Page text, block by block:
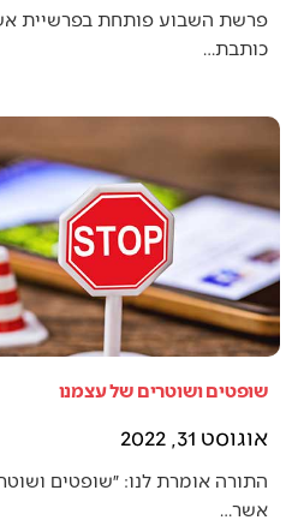
פרשת השבוע פותחת בפרשיית
כותבת…
שופטים ושוטרים של עצמנו
אוגוסט 31, 2022
התורה אומרת לנו: ״שופטים
אשר…